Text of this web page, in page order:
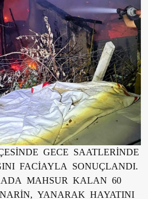
GECE SAATLERİNDE
FACİAYLA SONUÇLANDI.
MAHSUR KALAN 60
YANARAK HAYATINI